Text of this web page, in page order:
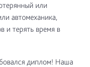
или
автомеханика,
и терять время в
диплом! Наша